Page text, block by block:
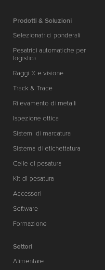
Prodotti & Soluzioni
Selezionatrici ponderali
Pesatrici automatiche per
logistica
Raggi X e visione
Track & Trace
Rilevamento di metalli
Ispezione ottica
Sistemi di marcatura
Sistema di etichettatura
Celle di pesatura
Kit di pesatura
Accessori
Software
Formazione
Settori
Alimentare